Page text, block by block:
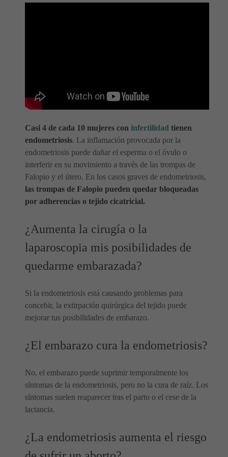
Casi 4 de cada 10 mujeres con infertilidad tienen
endometriosis. La inflamación provocada por la
endometriosis puede dañar el esperma o el óvulo o
interferir en su movimiento a través de las trompas de
Falopio y el útero. En los casos graves de endometriosis,
las trompas de Falopio pueden quedar bloqueadas
por adherencias o tejido cicatricial.
¿Aumenta la cirugía o la
laparoscopia mis posibilidades de
quedarme embarazada?
Si la endometriosis está causando problemas para
concebir, la extirpación quirúrgica del tejido puede
mejorar tus posibilidades de embarazo.
¿El embarazo cura la endometriosis?
No, el embarazo puede suprimir temporalmente los
síntomas de la endometriosis, pero no la cura de raíz. Los
síntomas suelen reaparecer tras el parto o el cese de la
lactancia.
¿La endometriosis aumenta el riesgo